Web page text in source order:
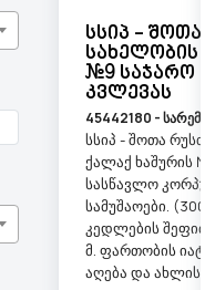
Სსიპ -
Სახელობის
#9 Საჯარო
Კვლევას
45442180 -
სსიპ - შოთა
ქალაქ ხაშურის
სასწავლო
სამუშაოები.
კედლების
მ. ფართობის
აღება და ახლის